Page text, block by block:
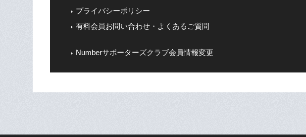
プライバシーポリシー
有料会員お問い合わせ・よくあるご質問
Numberサポーターズクラブ会員情報変更